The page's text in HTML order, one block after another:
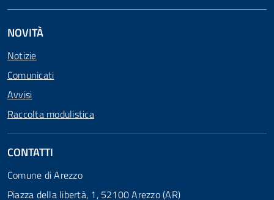
NOVITÀ
Notizie
Comunicati
Avvisi
Raccolta modulistica
CONTATTI
Comune di Arezzo
Piazza della libertà, 1, 52100 Arezzo (AR)